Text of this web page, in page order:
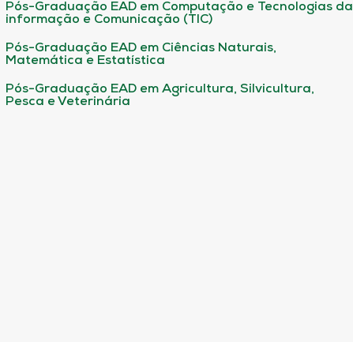
Pós-Graduação EAD em Computação e Tecnologias da
informação e Comunicação (TIC)
Pós-Graduação EAD em Ciências Naturais,
Matemática e Estatística
Pós-Graduação EAD em Agricultura, Silvicultura,
Pesca e Veterinária